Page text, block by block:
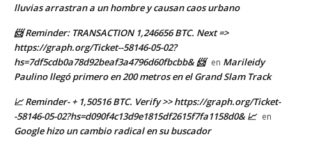
lluvias arrastran a un hombre y causan caos urbano
📨 Reminder: TRANSACTION 1,246656 BTC. Next =>
https://graph.org/Ticket--58146-05-02?
hs=7df5cdb0a78d92beaf3a4796d60fbcbb& 📨 en Marileidy
Paulino llegó primero en 200 metros en el Grand Slam Track
📈 Reminder- + 1,50516 BTC. Verify >> https://graph.org/Ticket-
-58146-05-02?hs=d090f4c13d9e1815df2615f7fa1158d0& 📈 en
Google hizo un cambio radical en su buscador